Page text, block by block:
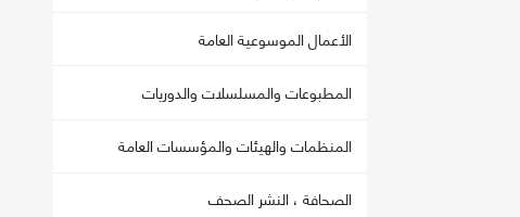
الأعمال الموسوعية العامة
المطبوعات والمسلسلات والدوريات
المنظمات والهيئات والمؤسسات العامة
الصحافة ، النشر الصحف